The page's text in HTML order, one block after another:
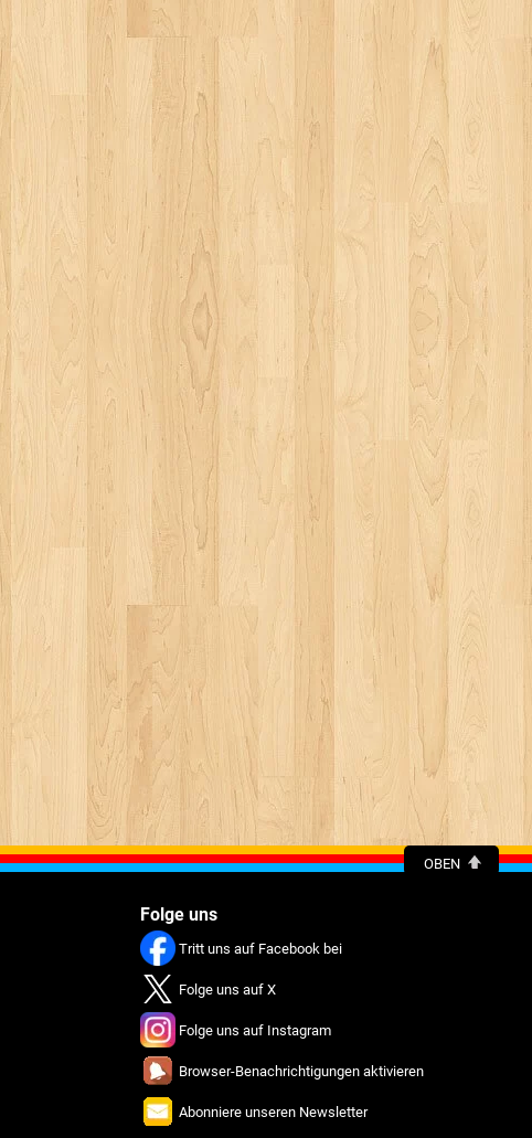
OBEN
Folge uns
Tritt uns auf Facebook bei
Folge uns auf X
Folge uns auf Instagram
Browser-Benachrichtigungen aktivieren
Abonniere unseren Newsletter